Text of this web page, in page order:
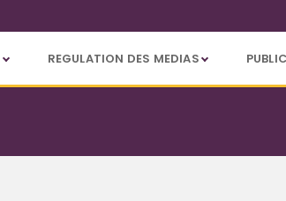
REGULATION DES MEDIAS